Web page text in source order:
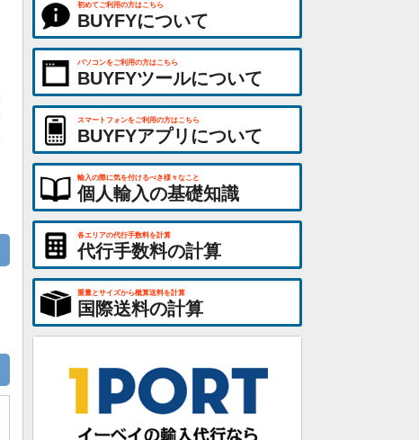
初めてご利用の方はこちら
BUYFYについて
パソコンをご利用の方はこちら
BUYFYツールについて
スマートフォンをご利用の方はこちら
BUYFYアプリについて
輸入の際に気を付けるべき様々なこと
個人輸入の基礎知識
各エリアの代行手数料を計算
代行手数料の計算
重量とサイズから概算送料を計算
国際送料の計算